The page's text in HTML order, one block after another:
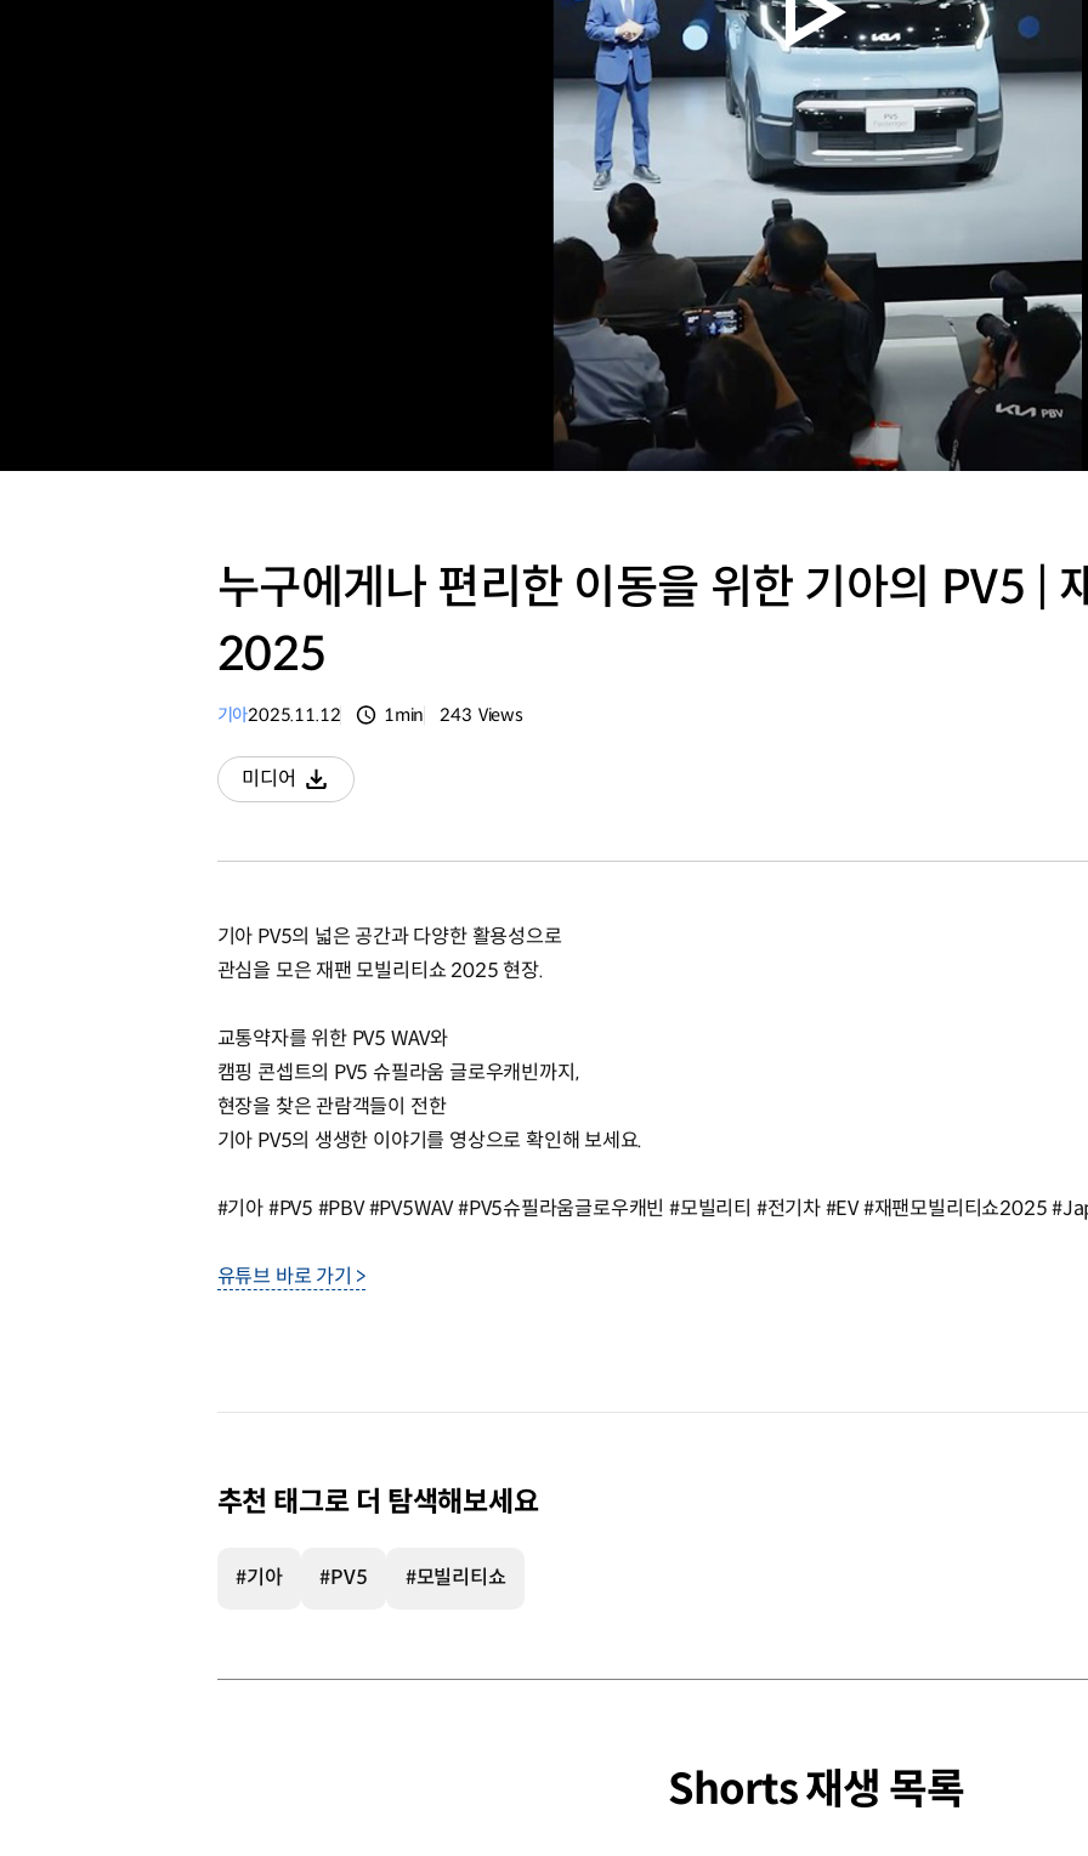
누구에게나 편리한 이동을 위한 기아의 PV5 |
2025
기아2025.11.12 1min 243 Views
미디어
다운로드
기아 PV5의 넓은 공간과 다양한 활용성으로
관심을 모은 재팬 모빌리티쇼 2025 현장.
교통약자를 위한 PV5 WAV와
캠핑 콘셉트의 PV5 슈필라움 글로우캐빈까지,
현장을 찾은 관람객들이 전한
기아 PV5의 생생한 이야기를 영상으로 확인해 보세요.
#기아 #PV5 #PBV #PV5WAV #PV5슈필라움글로우캐빈 #모빌리티 #전기차 #EV #재팬모빌리티쇼2025
유튜브 바로 가기 >
추천 태그로 더 탐색해보세요
#기아 #PV5 #모빌리티쇼
Shorts 재생 목록